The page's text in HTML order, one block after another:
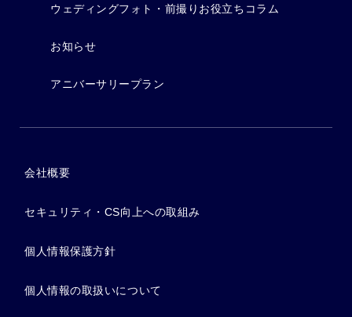
ウェディングフォト・前撮りお役立ちコラム
お知らせ
アニバーサリープラン
会社概要
セキュリティ・CS向上への取組み
個人情報保護方針
個人情報の取扱いについて